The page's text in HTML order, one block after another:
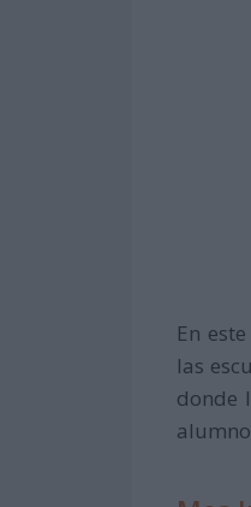
En
las
donde